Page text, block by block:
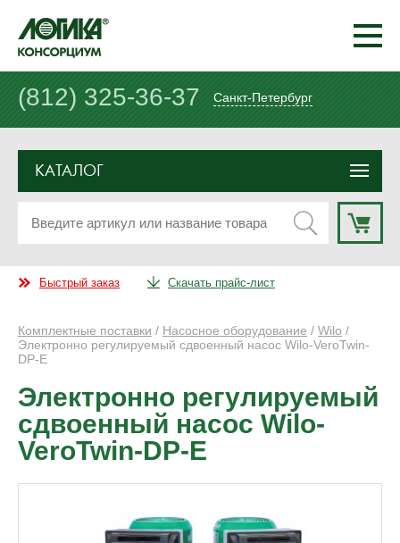
(812) 325-36-37 Санкт-Петербург
КАТАЛОГ
Быстрый заказ Скачать прайс-лист
Комплектные поставки / Насосное оборудование / Wilo /
Электронно регулируемый сдвоенный насос Wilo-VeroTwin-
DP-E
Электронно регулируемый
сдвоенный насос Wilo-
VeroTwin-DP-E